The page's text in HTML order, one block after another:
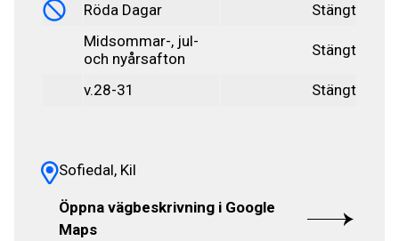
Röda Dagar
Stängt
Midsommar-, jul-
och nyårsafton
Stängt
v.28-31 Stängt
Sofiedal, Kil
Öppna vägbeskrivning i Google
Maps